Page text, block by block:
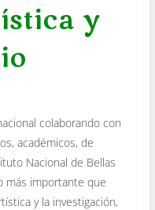
y
colaborando con
académicos, de
Nacional de Bellas
más importante que
y la investigación,